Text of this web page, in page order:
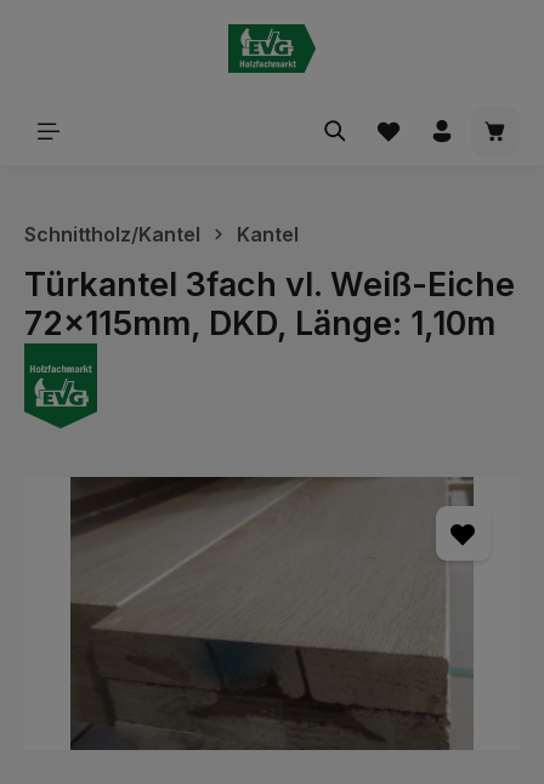
Schnittholz/Kantel Kantel
Türkantel 3fach vl. Weiß-Eiche
72x115mm, DKD, Länge: 1,10m
Bildergalerie überspringen